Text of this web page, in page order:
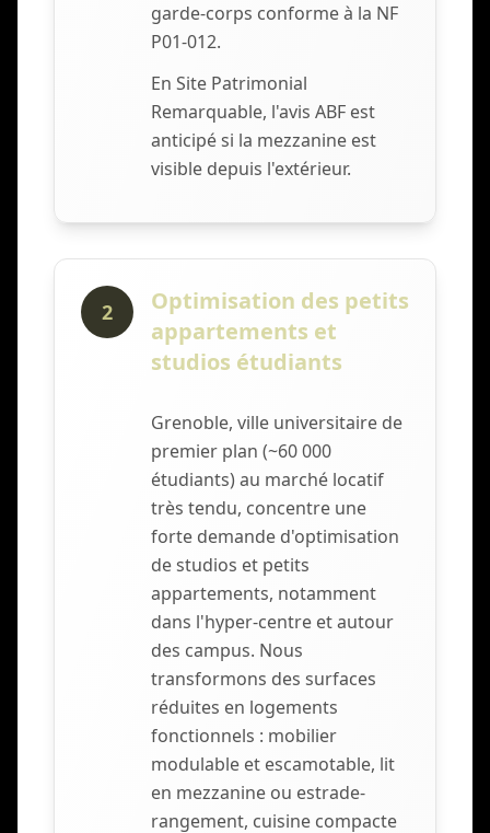
garde-corps conforme à la NF
P01-012.
En Site Patrimonial
Remarquable, l'avis ABF est
anticipé si la mezzanine est
visible depuis l'extérieur.
2
Optimisation des petits
appartements et
studios étudiants
Grenoble, ville universitaire de
premier plan (~60 000
étudiants) au marché locatif
très tendu, concentre une
forte demande d'optimisation
de studios et petits
appartements, notamment
dans l'hyper-centre et autour
des campus. Nous
transformons des surfaces
réduites en logements
fonctionnels : mobilier
modulable et escamotable, lit
en mezzanine ou estrade-
rangement, cuisine compacte